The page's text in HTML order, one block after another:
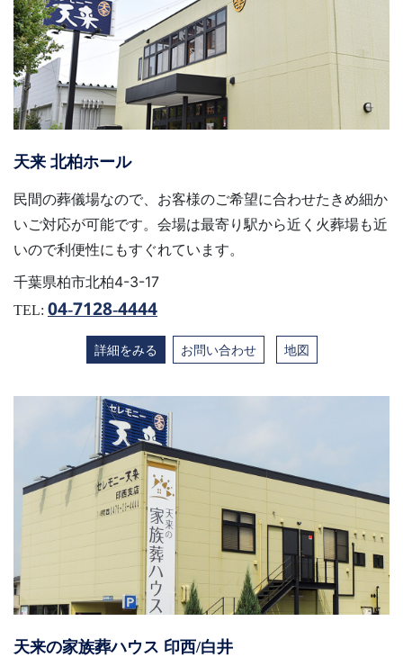
天来 北柏ホール
民間の葬儀場なので、お客様のご希望に合わせたきめ細か
いご対応が可能です。会場は最寄り駅から近く火葬場も近
いので利便性にもすぐれています。
千葉県柏市北柏4-3-17
TEL: 04-7128-4444
詳細をみる お問い合わせ 地図
天来の家族葬ハウス 印西/白井